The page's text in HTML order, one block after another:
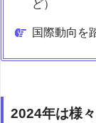
ど）
国際動向を
2024年は様